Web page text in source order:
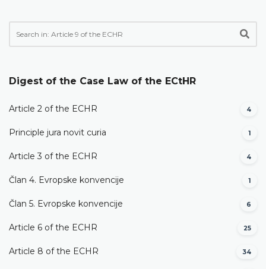
Digest of the Case Law of the ECtHR
Article 2 of the ECHR 4
Principle jura novit curia 1
Article 3 of the ECHR 4
Član 4. Evropske konvencije 1
Član 5. Evropske konvencije 6
Article 6 of the ECHR 25
Article 8 of the ECHR 34